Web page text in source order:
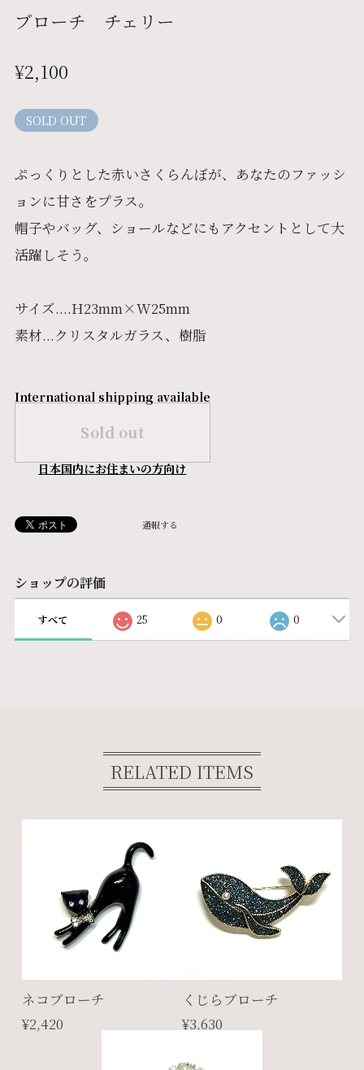
ブローチ チェリー
¥2,100
SOLD OUT
ぷっくりとした赤いさくらんぼが、あなたのファッシ
ョンに甘さをプラス。
帽子やバッグ、ショールなどにもアクセントとして大
活躍しそう。
サイズ....H23mm×W25mm
素材...クリスタルガラス、樹脂
International shipping available
Sold out
日本国内にお住まいの方向け
通報する
ショップの評価
すべて 25 0 0
RELATED ITEMS
ネコブローチ
¥2,420
くじらブローチ
¥3,630